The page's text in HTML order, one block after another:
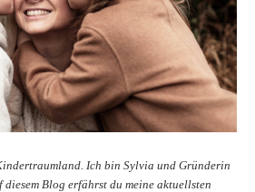
Ich bin Sylvia und Gründerin
diesem Blog erfährst du meine aktuellsten